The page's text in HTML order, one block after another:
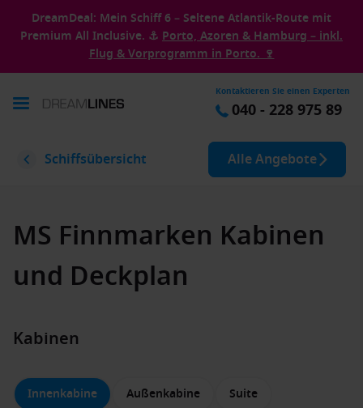
DreamDeal: Mein Schiff 6 – Seltene Atlantik-Route mit
Premium All Inclusive. ⚓ Porto, Azoren & Hamburg – inkl.
Flug & Vorprogramm in Porto. 🍷
Kontaktieren Sie einen Experten
040 - 228 975 89
Schiffsübersicht Alle Angebote
MS Finnmarken Kabinen
und Deckplan
Kabinen
Innenkabine Außenkabine Suite